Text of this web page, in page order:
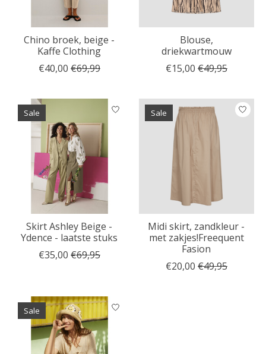
Chino broek, beige -
Kaffe Clothing
€40,00 €69,99
Blouse,
driekwartmouw
€15,00 €49,95
Sale
Skirt Ashley Beige -
Ydence - laatste stuks
€35,00 €69,95
Sale
Midi skirt, zandkleur -
met zakjes!Freequent
Fasion
€20,00 €49,95
Sale